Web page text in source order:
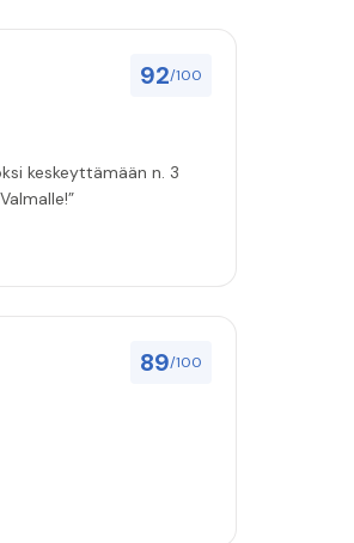
92/100
keskeyttämään n. 3
89/100